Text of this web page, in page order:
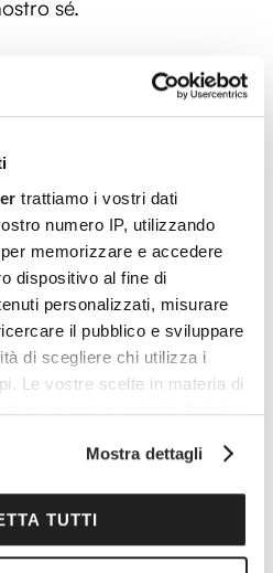
trattiamo i vostri dati
numero IP, utilizzando
memorizzare e accedere
dispositivo al fine di
personalizzati, misurare
il pubblico e sviluppare
di scegliere chi utilizza i
Le vostre scelte in materia di
su questa proprietà digitale
consenso in qualsiasi
sui cookie o facendo clic
privacy.
Mostra dettagli
TUTTI
sé.
e partecipa alla
che aggrega
piene di interessi e
della vita, per offrire
e risorse per vivere
ANCHE TU